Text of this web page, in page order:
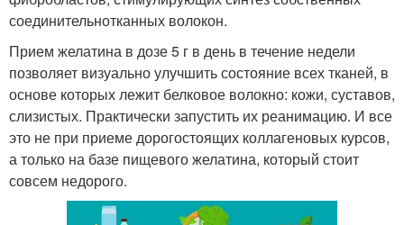
соединительнотканных волокон.
Прием желатина в дозе 5 г в день в течение недели
позволяет визуально улучшить состояние всех тканей, в
основе которых лежит белковое волокно: кожи, суставов,
слизистых. Практически запустить их реанимацию. И все
это не при приеме дорогостоящих коллагеновых курсов,
а только на базе пищевого желатина, который стоит
совсем недорого.